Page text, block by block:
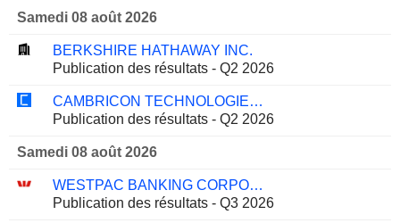
Samedi 08 août 2026
BERKSHIRE HATHAWAY INC.
Publication des résultats - Q2 2026
CAMBRICON TECHNOLOGIES CORPORATION LIMITED
Publication des résultats - Q2 2026
Samedi 08 août 2026
WESTPAC BANKING CORPORATION
Publication des résultats - Q3 2026